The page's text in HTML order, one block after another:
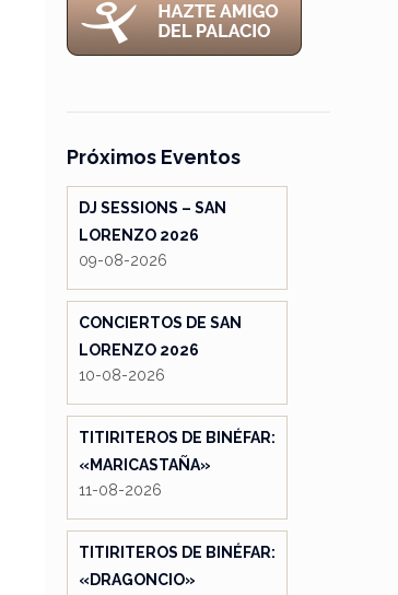
Próximos Eventos
DJ SESSIONS – SAN
LORENZO 2026
09-08-2026
CONCIERTOS DE SAN
LORENZO 2026
10-08-2026
TITIRITEROS DE BINÉFAR:
«MARICASTAÑA»
11-08-2026
TITIRITEROS DE BINÉFAR:
«DRAGONCIO»